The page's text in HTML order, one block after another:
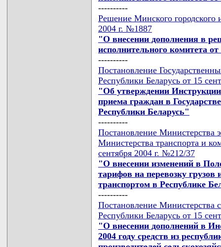
----------
Решение Минского городского
2004 г. №1887
"О внесении дополнения в
исполнительного комитета
----------
Постановление
Республики Беларусь от 15
"Об утверждении
приема граждан в
Республики Беларусь"
----------
Постановление Министерства
Министерства транспорта и
сентября 2004 г. №212/37
"О внесении изменений в
тарифов на перевозку
транспортом в Республике
----------
Постановление Министерства
Республики Беларусь от 15
"О внесении дополнений в
2004 году средств из